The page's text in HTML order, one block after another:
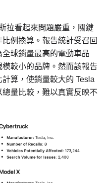
拉看起來問題嚴重，關鍵
例換算。報告統計受召回
球銷量最高的電動車品
較小的品牌。然而該報告
算，使銷量較大的 Tesla
量比較，難以真實反映不